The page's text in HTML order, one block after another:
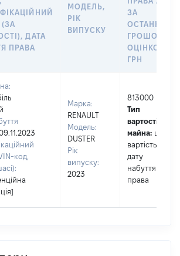
ДАТА
ПРАВА
МОДЕЛЬ,
РІК
ВИПУСКУ
ЗА
ГРОШОВОЮ
ОЦІНКОЮ,
ГРН
код,
Марка:
RENAULT
Модель:
DUSTER
Рік
випуску:
2023
813000
Тип
вартості
майна: це
вартість на
дату
набуття
права